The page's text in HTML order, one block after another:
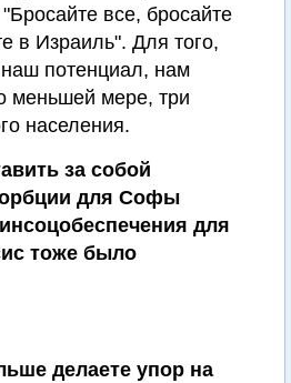
все, бросайте
в Израиль". Для того,
потенциал, нам
меньшей мере, три
населения.
за собой
для Софы
для
тоже было
делаете упор на